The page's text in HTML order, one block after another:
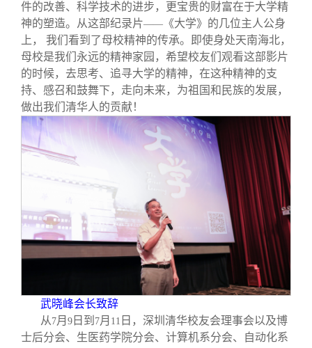
件的改善、科学技术的进步，更宝贵的财富在于大学精
神的塑造。从这部纪录片—— 《大学》的几位主人公身
上， 我们看到了母校精神的传承。即使身处天南海北，
母校是我们永远的精神家园，希望校友们观看这部影片
的时候，去思考、追寻大学的精神，在这种精神的支
持、感召和鼓舞下，走向未来，为祖国和民族的发展，
做出我们清华人的贡献！
武晓峰会长致辞
从7月 9 日到 7月 11 日，深圳清华校友会理事会以及博
士后分会、生医药学院分会、计算机系分会、自动化系